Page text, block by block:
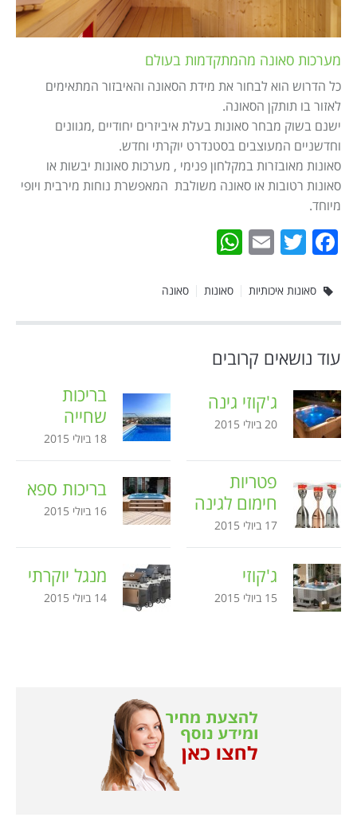
מערכות סאונה מהמתקדמות בעולם
כל הדרוש הוא לבחור את מידת הסאונה והאיבזור המתאימים
לאזור בו תותקן הסאונה.
ישנם בשוק מבחר סאונות בעלת איביזרים יחודיים ,מגוונים
וחדשניים המעוצבים בסטנדרט יוקרתי וחדש.
סאונות מאובזרות במקלחון פנימי , מערכות סאונות יבשות או
סאונות רטובות או סאונה משולבת המאפשרת נוחות מירבית ויופי
מיוחד.
Facebook
Twitter
Email
סאונה סאונות סאונות איכותיות
עוד נושאים קרובים
ג'קוזי גינה
20 ביולי 2015
בריכות
שחייה
18 ביולי 2015
פטריות
חימום לגינה
17 ביולי 2015
בריכות ספא
16 ביולי 2015
ג'קוזי
15 ביולי 2015
מנגל יוקרתי
14 ביולי 2015